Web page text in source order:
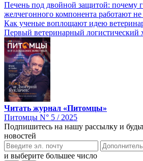
Печень под двойной защитой: почему
желчегонного компонента работают
Как ученые воплощают идею
Первый ветеринарный логистический
Читать журнал «Питомцы»
Питомцы N° 5 / 2025
Подпишитесь на нашу рассылку и
новостей
и выберите большее число